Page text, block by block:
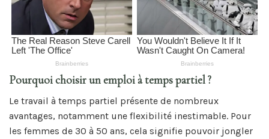
Pourquoi choisir un emploi à temps partiel ?
Le travail à temps partiel présente de nombreux
avantages, notamment une flexibilité inestimable. Pour
les femmes de 30 à 50 ans, cela signifie pouvoir jongler